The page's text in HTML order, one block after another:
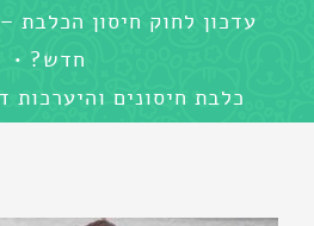
חדש?
כלבת חיסונים והיערכות